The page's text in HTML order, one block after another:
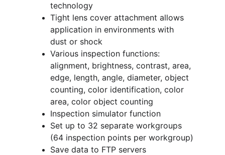
technology
Tight lens cover attachment allows
application in environments with
dust or shock
Various inspection functions:
alignment, brightness, contrast, area,
edge, length, angle, diameter, object
counting, color identification, color
area, color object counting
Inspection simulator function
Set up to 32 separate workgroups
(64 inspection points per workgroup)
Save data to FTP servers